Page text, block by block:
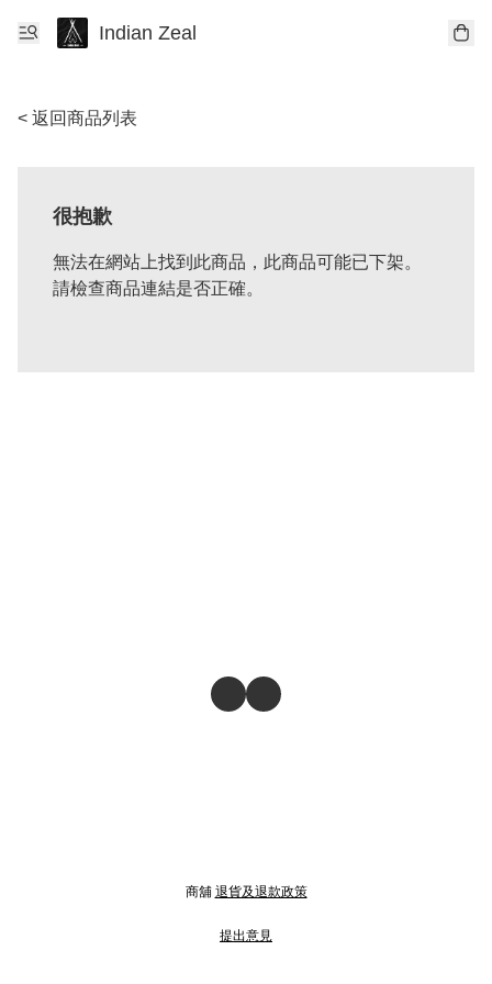
Indian Zeal
< 返回商品列表
很抱歉
無法在網站上找到此商品，此商品可能已下架。
請檢查商品連結是否正確。
商舖 退貨及退款政策
提出意見